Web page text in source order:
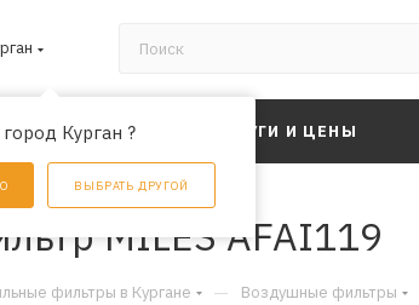
Курган ?
ВЫБРАТЬ ДРУГОЙ
АКЦИИ УСЛУГИ И ЦЕНЫ
MILES AFAI119
фильтры в Кургане — Воздушные фильтры